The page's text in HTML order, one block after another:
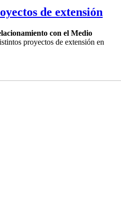
de extensión
con el Medio
proyectos de extensión en